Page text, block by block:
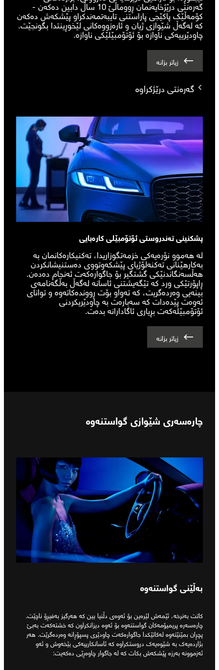
گەرەنتی درێژخایەنمان ڕووماڵێ 10 ساڵ دابین دەکەن -
کۆمەڵێک پاکێجی پاراستنی تایبەتمەندکراو پێشکەش دەکەن
کە لەگەڵ شێوازی ژیان و ئارەزووەکانی لێخوڕینتدا بگونجێت.
چاودێرییەکی ناوازە بۆ ئۆتۆمبێلێکی ناوازە.
زیاتر بزانە
گەرەنتی درێژکراوە
پشکنینی تەندروستی ئۆتۆمبێلی کارەبایی
لە هەموو نۆرەیەکی خزمەتگوزاریدا، تەکنیکارەکانمان بە
بەکارهێنانی تەکنەلۆژیای پێشکەوتووی دەستنیشانکردن
هەڵسەنگاندنێکی گشتگیر بۆ جاگوارەکەت ئەنجام دەدەن.
ڕاپۆرتێکی ورد کە تێگەیشتنی ئاسانە لەگەڵ بەڵگەنامەی
بینەیی وەردەگریت، کە تەواو بۆت ڕووندەکاتەوە و توانای
ئەوەت پێدەدات کە سەبارەت بە چاودێریکردنی
ئۆتۆمبێلەکەت بڕیاری ئاگادارانە بدەت.
زیاتر بزانە
چارەسەری شێوازی گواستنەوە
بەڵێنی گواستنەوە
کاتت بەنرخە، ئێمەش لێرەین بۆ ئەوەی دڵنیا بین کە هەرگیز بەفیڕۆ ناچێت.
چارەسەرە پریمیۆمەکان گواستنەوە بۆ ئەوە دیزانکراون کە خشتەکەت بەبێ
پچڕان بمێنێتەوە لەکاتێکدا جاگوارەکەت چاودێری پسپۆڕانە وەردەگرێت. هەر
بژاردەیەک بە شێوەیەک دروستکراوە کە ئاسانکارییەکی بێخەوش و ئەو
ئەزموونە بەرزە پێشکەش بکات کە لە جاگوار چاوەڕێی دەکەیت: